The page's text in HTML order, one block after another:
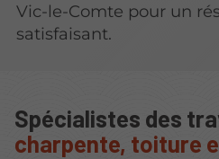
Vic-le-Comte pour un
satisfaisant.
Spécialistes des
charpente, toiture